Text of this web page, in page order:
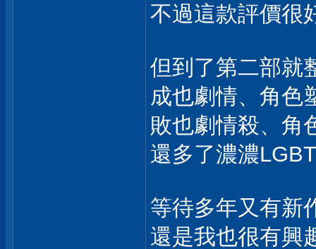
不過這款評價很
但到了第二部就
成也劇情、角色
敗也劇情殺、角
還多了濃濃
等待多年又有新
還是我也很有興